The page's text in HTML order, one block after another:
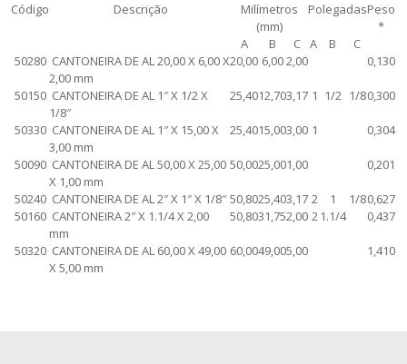
Código Descrição
Milímetros
(mm)
PolegadasPeso
*
A
B C A B
C
50280 CANTONEIRA DE AL 20,00 X 6,00 X
2,00 mm
20,00 6,002,00 0,130
50150 CANTONEIRA DE AL 1″ X 1/2 X
1/8″
25,4012,703,17 1 1/2 1/80,300
50330 CANTONEIRA DE AL 1″ X 15,00 X
3,00 mm
25,4015,003,00 1 0,304
50090 CANTONEIRA DE AL 50,00 X 25,00
X 1,00 mm
50,0025,001,00 0,201
50240 CANTONEIRA DE AL 2″ X 1″ X 1/8″ 50,8025,403,17 2 1 1/80,627
50160 CANTONEIRA 2″ X 1.1/4 X 2,00
mm
50,8031,752,00 21.1/4 0,437
50320 CANTONEIRA DE AL 60,00 X 49,00
X 5,00 mm
60,0049,005,00 1,410